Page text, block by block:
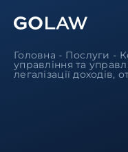
Головна - Послуги -
управління та
легалізації